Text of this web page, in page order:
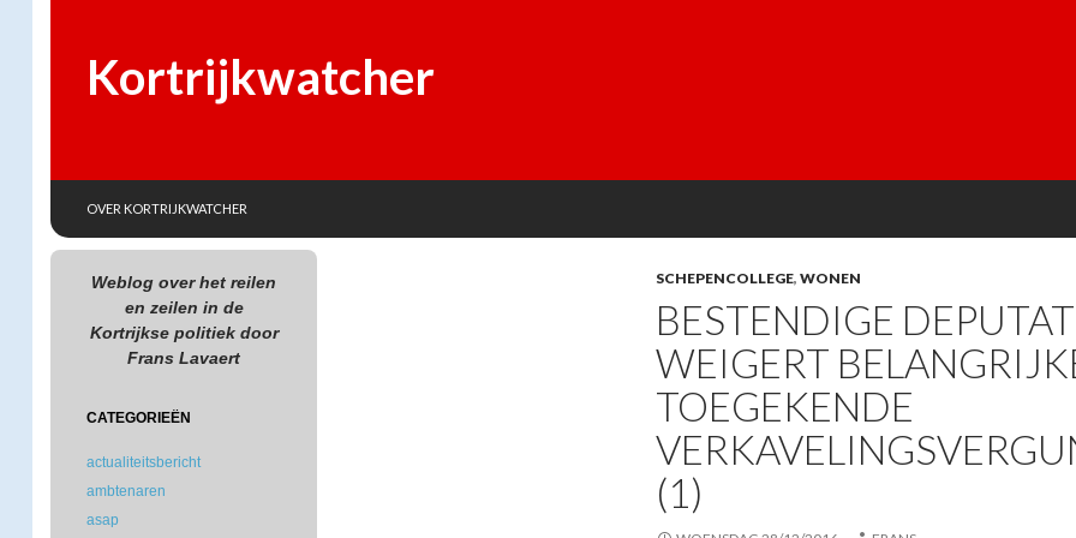
Kortrijkwatcher
OVER KORTRIJKWATCHER
SCHEPENCOLLEGE, WONEN
BESTENDIGE
WEIGERT
TOEGEKENDE
(1)
Weblog over het reilen
en zeilen in de
Kortrijkse politiek door
Frans Lavaert
CATEGORIEËN
actualiteitsbericht
ambtenaren
asap